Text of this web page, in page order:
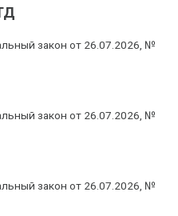
закон от 26.07.2026, №
закон от 26.07.2026, №
закон от 26.07.2026, №